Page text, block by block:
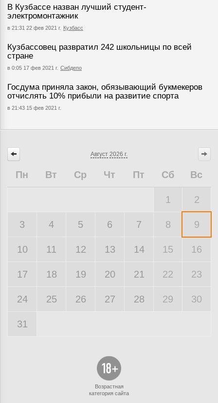
В Кузбассе назван лучший студент-
электромонтажник
в 21:31 22 фев 2021 г. Кузбасс
Кузбассовец развратил 242 школьницы по всей
стране
в 0:05 17 фев 2021 г. Сибдепо
Госдума приняла закон, обязывающий букмекеров
отчислять 10% прибыли на развитие спорта
в 21:43 15 фев 2021 г.
Август 2026 г.
Пн Вт Ср Чт Пт Сб Вс
1 2
3 4 5 6 7 8 9
10 11 12 13 14 15 16
17 18 19 20 21 22 23
24 25 26 27 28 29 30
31
Возрастная
категория сайта